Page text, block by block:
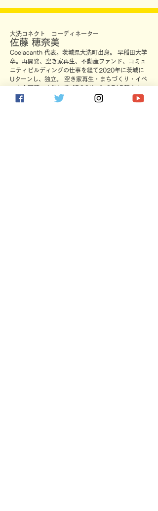
大洗コネクト コーディネーター
佐藤 穂奈美
Coelacanth 代表。 茨城県大洗町出身。 早稲田大学
卒。再開発、空き家再生、不動産ファンド、コミュ
ニティビルディングの仕事を経て2020年に茨城に
Uターンし、独立。 空き家再生・まちづくり・イベ
ント企画等、大洗にて「BOOK & GEAR焚火と
本」、茨城の暮らしと生業を体験できるWEBサイ